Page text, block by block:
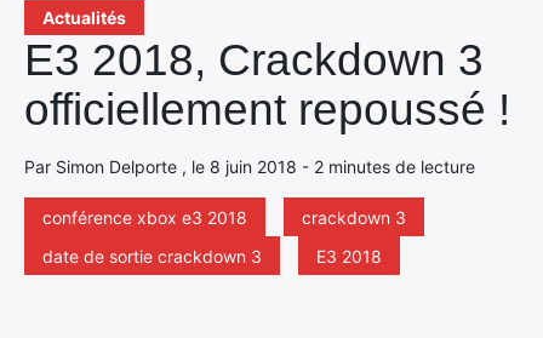
Actualités
E3 2018, Crackdown 3
officiellement repoussé !
Par Simon Delporte , le 8 juin 2018 - 2 minutes de lecture
conférence xbox e3 2018
crackdown 3
date de sortie crackdown 3
E3 2018